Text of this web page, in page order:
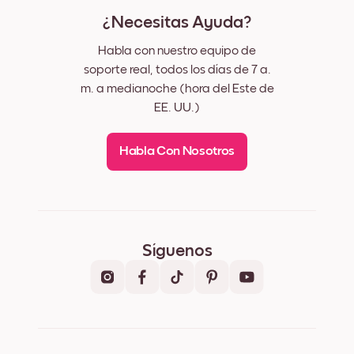
¿Necesitas Ayuda?
Habla con nuestro equipo de
soporte real, todos los días de 7 a.
m. a medianoche (hora del Este de
EE. UU.)
Habla Con Nosotros
Síguenos